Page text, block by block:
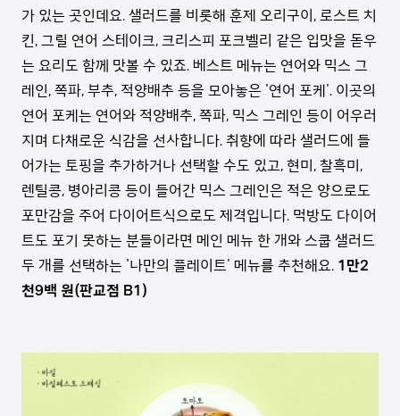
가 있는 곳인데요. 샐러드를 비롯해 훈제 오리구이, 로스트 치
킨, 그릴 연어 스테이크, 크리스피 포크벨리 같은 입맛을 돋우
는 요리도 함께 맛볼 수 있죠. 베스트 메뉴는 연어와 믹스 그
레인, 쪽파, 부추, 적양배추 등을 모아놓은 '연어 포케'. 이곳의
연어 포케는 연어와 적양배추, 쪽파, 믹스 그레인 등이 어우러
지며 다채로운 식감을 선사합니다. 취향에 따라 샐러드에 들
어가는 토핑을 추가하거나 선택할 수도 있고, 현미, 찰흑미,
렌틸콩, 병아리콩 등이 들어간 믹스 그레인은 적은 양으로도
포만감을 주어 다이어트식으로도 제격입니다. 먹방도 다이어
트도 포기 못하는 분들이라면 메인 메뉴 한 개와 스쿱 샐러드
두 개를 선택하는 '나만의 플레이트' 메뉴를 추천해요. 1만2
천9백 원(판교점 B1)